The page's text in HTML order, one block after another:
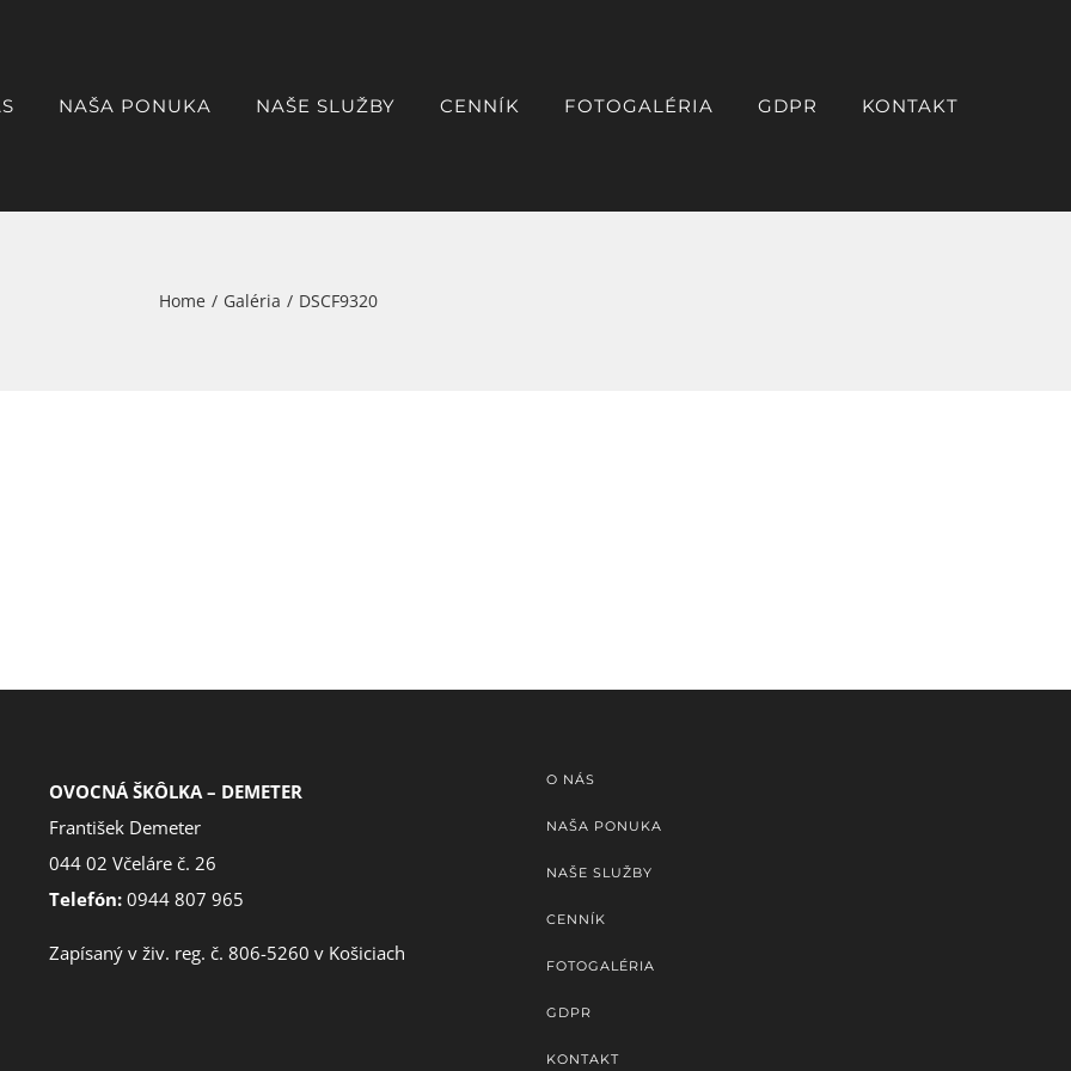
NAŠA PONUKA NAŠE SLUŽBY CENNÍK FOTOGALÉRIA GDPR KONTAKT
Home / Galéria / DSCF9320
OVOCNÁ ŠKÔLKA – DEMETER
František Demeter
044 02 Včeláre č. 26
Telefón: 0944 807 965
Zapísaný v živ. reg. č. 806-5260 v Košiciach
O NÁS
NAŠA PONUKA
NAŠE SLUŽBY
CENNÍK
FOTOGALÉRIA
GDPR
KONTAKT